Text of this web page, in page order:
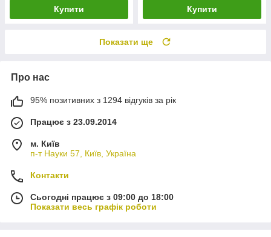
Купити Купити
Показати ще
Про нас
95% позитивних з 1294 відгуків за рік
Працює з 23.09.2014
м. Київ
п-т Науки 57, Київ, Україна
Контакти
Сьогодні працює з 09:00 до 18:00
Показати весь графік роботи